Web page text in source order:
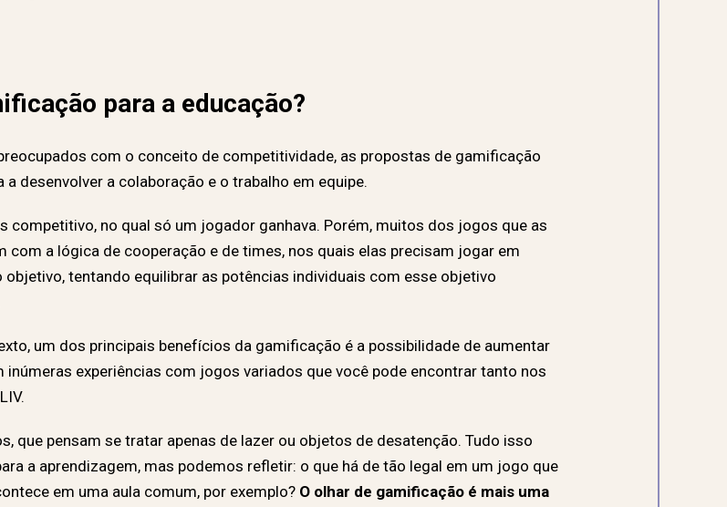
para a educação?
com o conceito de competitividade, as propostas de gamificação
desenvolver a colaboração e o trabalho em equipe.
competitivo, no qual só um jogador ganhava. Porém, muitos dos jogos que as
com a lógica de cooperação e de times, nos quais elas precisam jogar em
tentando equilibrar as potências individuais com esse objetivo
um dos principais benefícios da gamificação é a possibilidade de aumentar
inúmeras experiências com jogos variados que você pode encontrar tanto nos
que pensam se tratar apenas de lazer ou objetos de desatenção. Tudo isso
a aprendizagem, mas podemos refletir: o que há de tão legal em um jogo que
em uma aula comum, por exemplo? O olhar de gamificação é mais uma